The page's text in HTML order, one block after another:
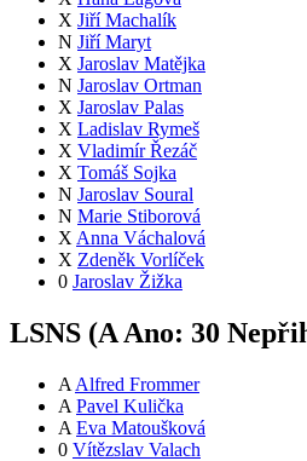
X Jiří Machalík
N Jiří Maryt
X Jaroslav Matějka
N Jaroslav Ortman
X Jaroslav Palas
X Ladislav Rymeš
X Vladimír Řezáč
X Tomáš Sojka
N Jaroslav Soural
N Marie Stiborová
X Anna Váchalová
X Zdeněk Vorlíček
0 Jaroslav Žižka
LSNS (A Ano: 30
A Alfred Frommer
A Pavel Kulička
A Eva Matoušková
0 Vítězslav Valach